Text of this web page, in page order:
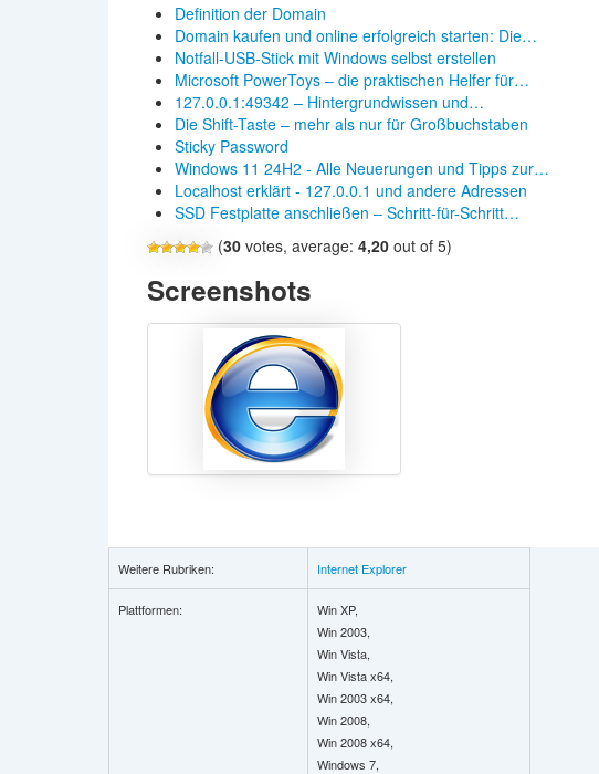
Definition der Domain
Domain kaufen und online erfolgreich starten: Die…
Notfall-USB-Stick mit Windows selbst erstellen
Microsoft PowerToys – die praktischen Helfer für…
127.0.0.1:49342 – Hintergrundwissen und…
Die Shift-Taste – mehr als nur für Großbuchstaben
Sticky Password
Windows 11 24H2 - Alle Neuerungen und Tipps zur…
Localhost erklärt - 127.0.0.1 und andere Adressen
SSD Festplatte anschließen – Schritt-für-Schritt…
(30votes, average: 4,20out of 5)
Screenshots
Weitere Rubriken: Internet Explorer
Plattformen:
Win XP,
Win 2003,
Win Vista,
Win Vista x64,
Win 2003 x64,
Win 2008,
Win 2008 x64,
Windows 7,